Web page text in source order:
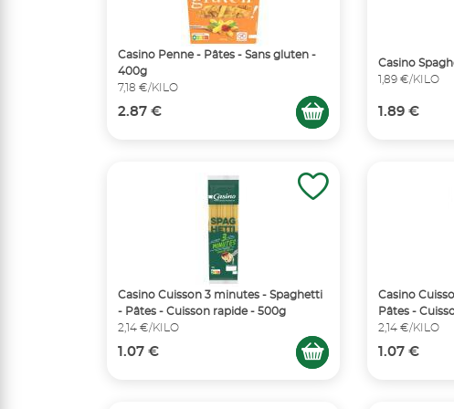
Casino Penne - Pâtes - Sans gluten -
400g
7,18 €/KILO
2.87 €
Casino
1,89 €/KILO
1.89 €
Casino Cuisson 3 minutes - Spaghetti
- Pâtes - Cuisson rapide - 500g
2,14 €/KILO
1.07 €
Casino
Pâtes -
2,14 €/KILO
1.07 €